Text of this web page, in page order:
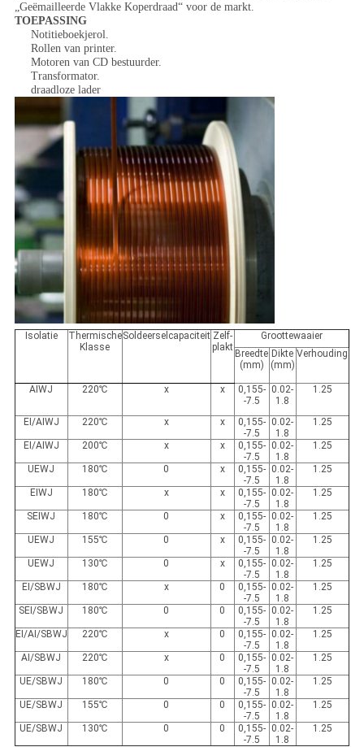
„Geëmailleerde Vlakke Koperdraad“ voor de markt.
TOEPASSING
Notitieboekjerol.
Rollen van printer.
Motoren van CD bestuurder.
Transformator.
draadloze lader
Isolatie
Thermische
Klasse
Soldeerselcapaciteit Zelf-
plakt
Groottewaaier
Breedte
(mm)
Dikte
(mm)
Verhouding
AIWJ 220℃ x x
0,155-
-7.5
0.02-
1.8
1.25
EI/AIWJ 220℃ x x
0,155-
-7.5
0.02-
1.8
1.25
EI/AIWJ 200℃ x x
0,155-
-7.5
0.02-
1.8
1.25
UEWJ 180℃ 0 x
0,155-
-7.5
0.02-
1.8
1.25
EIWJ 180℃ x x
0,155-
-7.5
0.02-
1.8
1.25
SEIWJ 180℃ 0 x
0,155-
-7.5
0.02-
1.8
1.25
UEWJ 155℃ 0 x
0,155-
-7.5
0.02-
1.8
1.25
UEWJ 130℃ 0 x
0,155-
-7.5
0.02-
1.8
1.25
EI/SBWJ 180℃ x 0
0,155-
-7.5
0.02-
1.8
1.25
SEI/SBWJ 180℃ 0 0
0,155-
-7.5
0.02-
1.8
1.25
EI/AI/SBWJ 220℃ x 0
0,155-
-7.5
0.02-
1.8
1.25
AI/SBWJ 220℃ x 0
0,155-
-7.5
0.02-
1.8
1.25
UE/SBWJ 180℃ 0 0
0,155-
-7.5
0.02-
1.8
1.25
UE/SBWJ 155℃ 0 0
0,155-
-7.5
0.02-
1.8
1.25
UE/SBWJ 130℃ 0 0
0,155-
-7.5
0.02-
1.8
1.25